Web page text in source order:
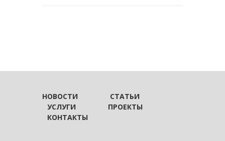
НОВОСТИ
СТАТЬИ
УСЛУГИ
ПРОЕКТЫ
КОНТАКТЫ